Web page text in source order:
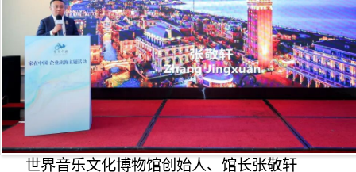
世界音乐文化博物馆创始人、馆长张敬轩